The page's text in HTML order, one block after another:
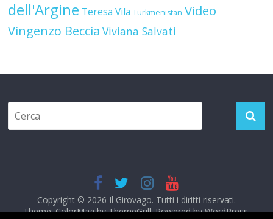
Vingenzo BecciaViviana Salvati
Copyright © 2026 Il Girovago. Tutti i diritti riservati.
Theme: ColorMag by
ThemeGrill. Powered by